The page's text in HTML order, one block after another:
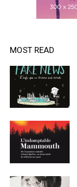
MOST READ